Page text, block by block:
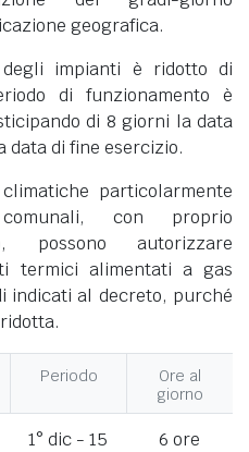
geografica.
impianti è ridotto di
di funzionamento è
di 8 giorni la data
data di fine esercizio.
particolarmente
con proprio
possono autorizzare
termici alimentati a gas
indicati al decreto, purché
Periodo
Ore al
giorno
1° dic - 15
6 ore